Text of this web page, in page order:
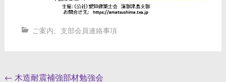
ご案内 支部会員連絡事項
投
← 木造耐震補強部材勉強会